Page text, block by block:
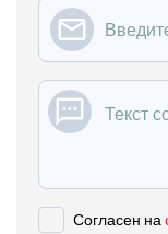
Введите вашу
Введите ваше
Согласен на